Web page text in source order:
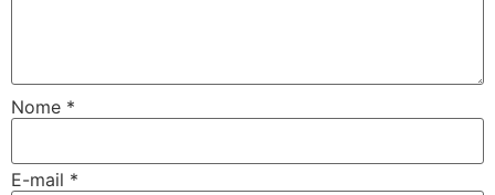
Nome *
E-mail *